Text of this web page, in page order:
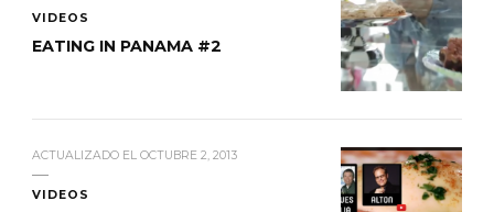
VIDEOS
EATING IN PANAMA #2
ACTUALIZADO EL OCTUBRE 2, 2013
VIDEOS